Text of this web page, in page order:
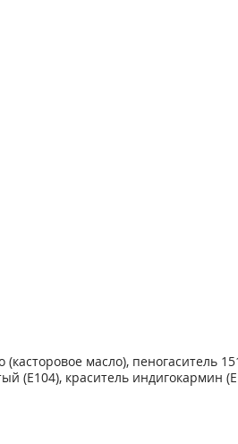
масло), пеногаситель
(Е104), краситель индигокармин